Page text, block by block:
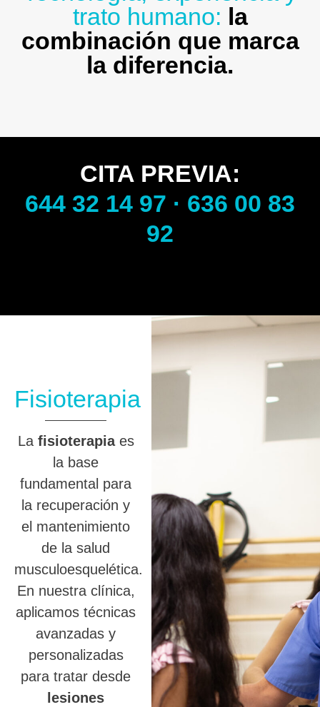
trato humano: la
combinación que marca
la diferencia.
CITA PREVIA:
644 32 14 97 · 636 00 83
92
Fisioterapia
La fisioterapiaes
la base
fundamental para
la recuperación y
el mantenimiento
de la salud
musculoesquelética.
En nuestra clínica,
aplicamos técnicas
avanzadas y
personalizadas
para tratar desde
lesiones